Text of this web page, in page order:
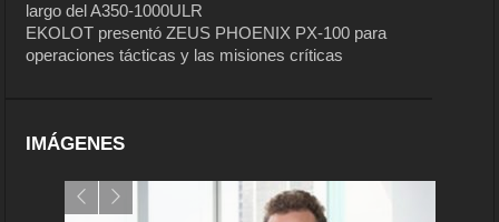
largo del A350-1000ULR
EKOLOT presentó ZEUS PHOENIX PX-100 para
operaciones tácticas y las misiones críticas
IMÁGENES